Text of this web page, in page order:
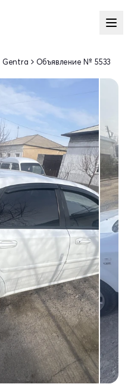
Gentra Объявление № 5533